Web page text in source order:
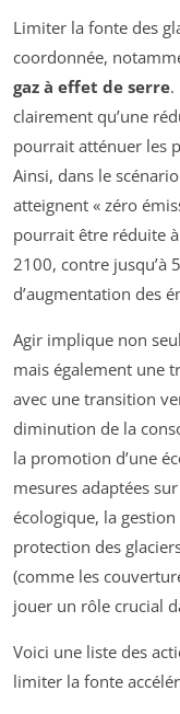
Limiter la fonte des
coordonnée,
gaz à effet de serre.
clairement qu’une
pourrait atténuer les
Ainsi, dans le
atteignent « zéro
pourrait être réduite
2100, contre jusqu’à
d’augmentation des
Agir implique non
mais également une
avec une transition
diminution de la
la promotion d’une
mesures adaptées
écologique, la
protection des
(comme les
jouer un rôle crucial
Voici une liste des
limiter la fonte